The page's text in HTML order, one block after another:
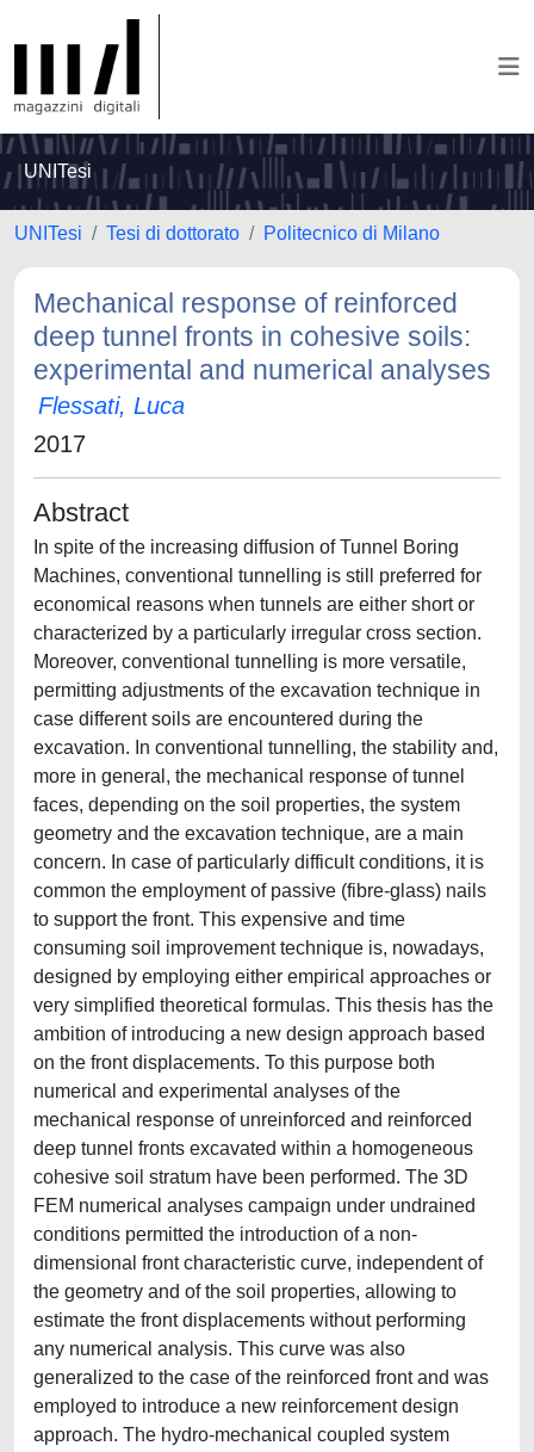
UNITesi
UNITesi Tesi di dottorato Politecnico di Milano
Mechanical response of reinforced
deep tunnel fronts in cohesive soils:
experimental and numerical analyses
Flessati, Luca
2017
Abstract
In spite of the increasing diffusion of Tunnel Boring
Machines, conventional tunnelling is still preferred for
economical reasons when tunnels are either short or
characterized by a particularly irregular cross section.
Moreover, conventional tunnelling is more versatile,
permitting adjustments of the excavation technique in
case different soils are encountered during the
excavation. In conventional tunnelling, the stability and,
more in general, the mechanical response of tunnel
faces, depending on the soil properties, the system
geometry and the excavation technique, are a main
concern. In case of particularly difficult conditions, it is
common the employment of passive (fibre-glass) nails
to support the front. This expensive and time
consuming soil improvement technique is, nowadays,
designed by employing either empirical approaches or
very simplified theoretical formulas. This thesis has the
ambition of introducing a new design approach based
on the front displacements. To this purpose both
numerical and experimental analyses of the
mechanical response of unreinforced and reinforced
deep tunnel fronts excavated within a homogeneous
cohesive soil stratum have been performed. The 3D
FEM numerical analyses campaign under undrained
conditions permitted the introduction of a non-
dimensional front characteristic curve, independent of
the geometry and of the soil properties, allowing to
estimate the front displacements without performing
any numerical analysis. This curve was also
generalized to the case of the reinforced front and was
employed to introduce a new reinforcement design
approach. The hydro-mechanical coupled system